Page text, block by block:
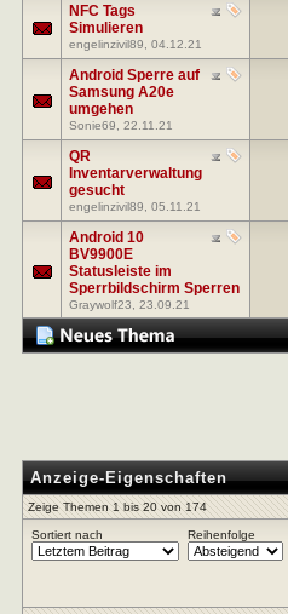
NFC Tags
Simulieren
engelinzivil89 , 04.12.21
Android Sperre auf
Samsung A20e
umgehen
Sonie69 , 22.11.21
QR
Inventarverwaltung
gesucht
engelinzivil89 , 05.11.21
Android 10
BV9900E
Statusleiste im
Sperrbildschirm Sperren
Graywolf23 , 23.09.21
Anzeige-Eigenschaften
Zeige Themen 1 bis 20 von 174
Sortiert nach Reihenfolge